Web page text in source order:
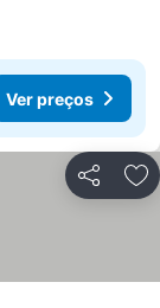
Ver preços
Partilhar